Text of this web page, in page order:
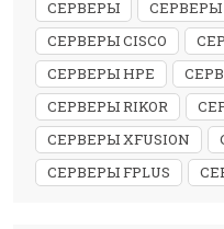
СЕРВЕРЫ СЕРВЕРЫ
СЕРВЕРЫ CISCO
СЕРВЕРЫ HPE
СЕРВЕРЫ RIKOR
СЕРВЕРЫ XFUSION
СЕРВЕРЫ FPLUS